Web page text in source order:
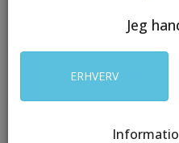
Jeg
ERHVERV